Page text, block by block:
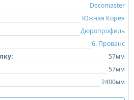
Decomaster
Южная Корея
Дюропрофиль
6. Прованс
57мм
57мм
2400мм